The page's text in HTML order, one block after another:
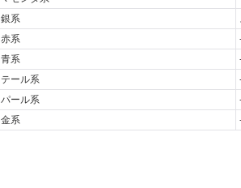
銀系
赤系
青系
テール系
パール系
金系